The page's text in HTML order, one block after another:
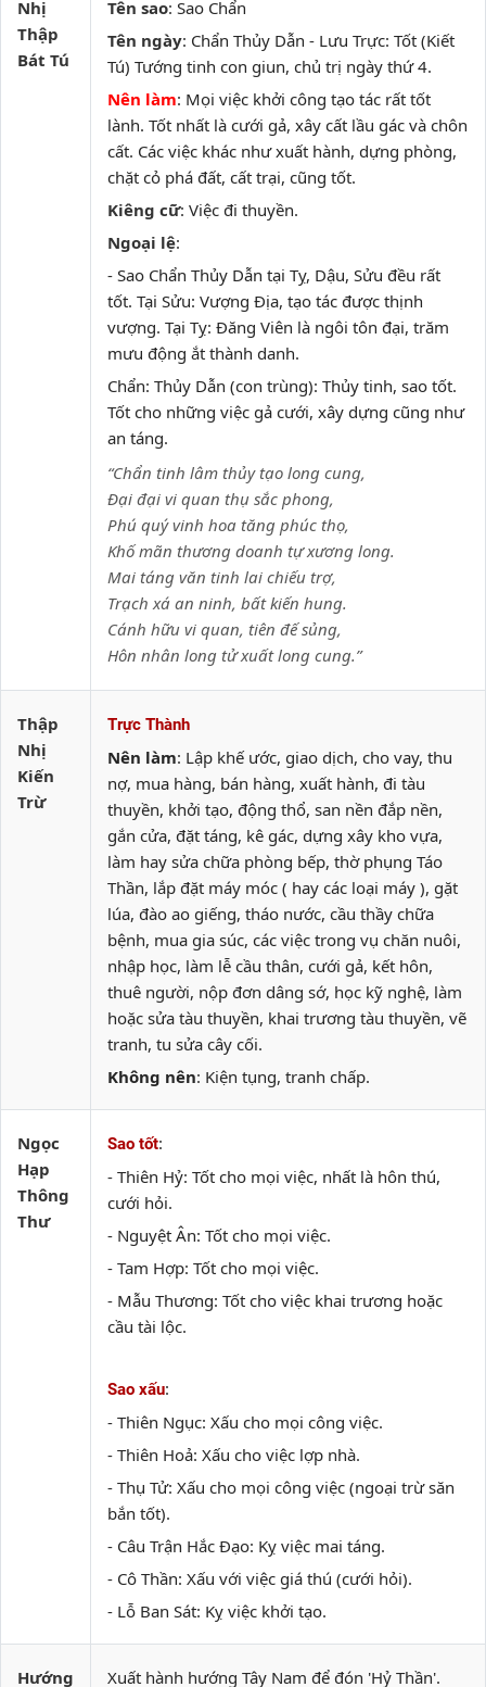
Nhị
Thập
Bát Tú
Tên sao: Sao Chẩn
Tên ngày: Chẩn Thủy Dẫn - Lưu Trực: Tốt (Kiết
Tú) Tướng tinh con giun, chủ trị ngày thứ 4.
Nên làm: Mọi việc khởi công tạo tác rất tốt
lành. Tốt nhất là cưới gả, xây cất lầu gác và chôn
cất. Các việc khác như xuất hành, dựng phòng,
chặt cỏ phá đất, cất trại, cũng tốt.
Kiêng cữ: Việc đi thuyền.
Ngoại lệ:
- Sao Chẩn Thủy Dẫn tại Tỵ, Dậu, Sửu đều rất
tốt. Tại Sửu: Vượng Địa, tạo tác được thịnh
vượng. Tại Tỵ: Đăng Viên là ngôi tôn đại, trăm
mưu động ắt thành danh.
Chẩn: Thủy Dẫn (con trùng): Thủy tinh, sao tốt.
Tốt cho những việc gả cưới, xây dựng cũng như
an táng.
“Chẩn tinh lâm thủy tạo long cung,
Đại đại vi quan thụ sắc phong,
Phú quý vinh hoa tăng phúc thọ,
Khố mãn thương doanh tự xương long.
Mai táng văn tinh lai chiếu trợ,
Trạch xá an ninh, bất kiến hung.
Cánh hữu vi quan, tiên đế sủng,
Hôn nhân long tử xuất long cung.”
Thập
Nhị
Kiến
Trừ
Trực Thành
Nên làm: Lập khế ước, giao dịch, cho vay, thu
nợ, mua hàng, bán hàng, xuất hành, đi tàu
thuyền, khởi tạo, động thổ, san nền đắp nền,
gắn cửa, đặt táng, kê gác, dựng xây kho vựa,
làm hay sửa chữa phòng bếp, thờ phụng Táo
Thần, lắp đặt máy móc ( hay các loại máy ), gặt
lúa, đào ao giếng, tháo nước, cầu thầy chữa
bệnh, mua gia súc, các việc trong vụ chăn nuôi,
nhập học, làm lễ cầu thân, cưới gả, kết hôn,
thuê người, nộp đơn dâng sớ, học kỹ nghệ, làm
hoặc sửa tàu thuyền, khai trương tàu thuyền, vẽ
tranh, tu sửa cây cối.
Không nên: Kiện tụng, tranh chấp.
Ngọc
Hạp
Thông
Thư
Sao tốt:
- Thiên Hỷ: Tốt cho mọi việc, nhất là hôn thú,
cưới hỏi.
- Nguyệt Ân: Tốt cho mọi việc.
- Tam Hợp: Tốt cho mọi việc.
- Mẫu Thương: Tốt cho việc khai trương hoặc
cầu tài lộc.
Sao xấu:
- Thiên Ngục: Xấu cho mọi công việc.
- Thiên Hoả: Xấu cho việc lợp nhà.
- Thụ Tử: Xấu cho mọi công việc (ngoại trừ săn
bắn tốt).
- Câu Trận Hắc Đạo: Kỵ việc mai táng.
- Cô Thần: Xấu với việc giá thú (cưới hỏi).
- Lỗ Ban Sát: Kỵ việc khởi tạo.
Hướng
Xuất hành hướng Tây Nam để đón 'Hỷ Thần'.